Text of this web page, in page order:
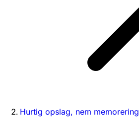
Hurtig opslag, nem memorering